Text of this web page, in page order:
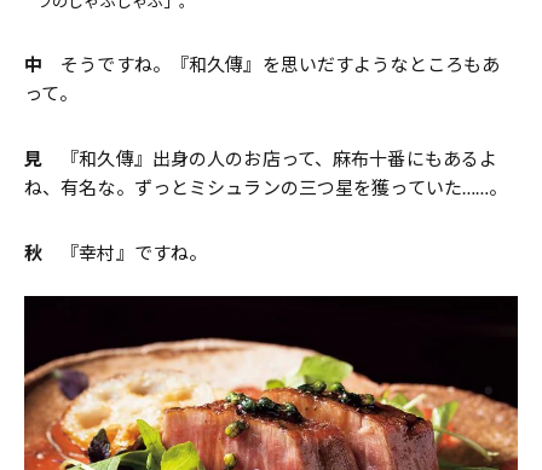
中 そうですね。『和久傳』を思いだすようなところもあ
って。
見 『和久傳』出身の人のお店って、麻布十番にもあるよ
ね、有名な。ずっとミシュランの三つ星を獲っていた……。
秋 『幸村』ですね。